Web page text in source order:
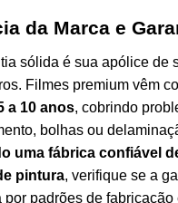
da Marca e
sólida é sua apólice de
Filmes premium vêm
a 10 anos, cobrindo
bolhas ou
uma fábrica confiável
pintura, verifique se a
por padrões de fabricação